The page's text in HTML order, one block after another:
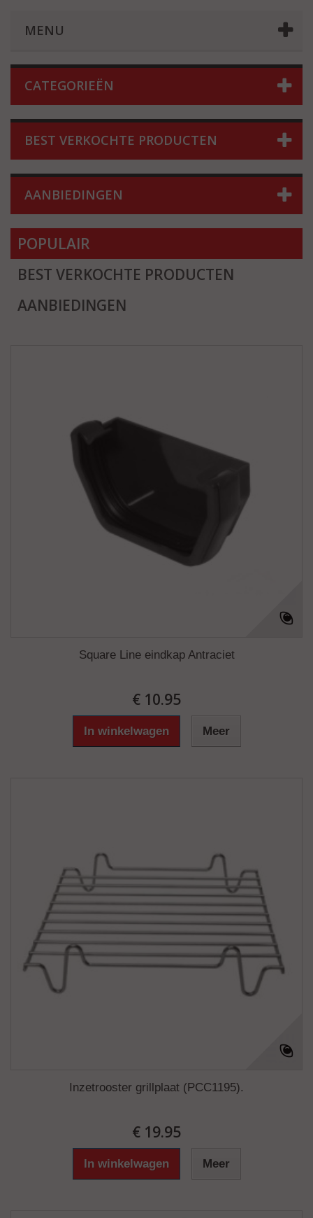
MENU
CATEGORIEËN
BEST VERKOCHTE PRODUCTEN
AANBIEDINGEN
POPULAIR
BEST VERKOCHTE PRODUCTEN
AANBIEDINGEN
Square Line eindkap Antraciet
€ 10.95
In winkelwagen Meer
Inzetrooster grillplaat (PCC1195).
€ 19.95
In winkelwagen Meer